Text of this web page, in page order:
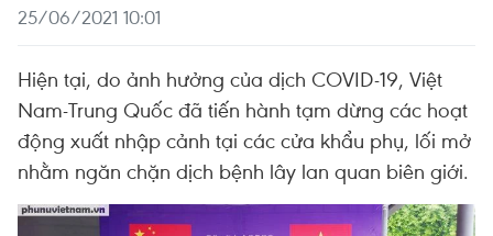
25/06/2021 10:01
Hiện tại, do ảnh hưởng của dịch COVID-19, Việt
Nam-Trung Quốc đã tiến hành tạm dừng các hoạt
động xuất nhập cảnh tại các cửa khẩu phụ, lối mở
nhằm ngăn chặn dịch bệnh lây lan quan biên giới.